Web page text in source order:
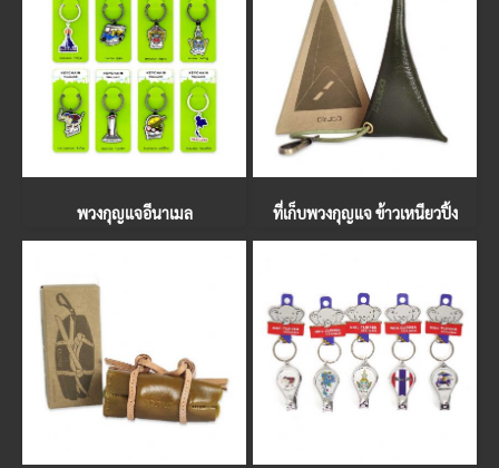
พวงกุญแจอีนาเมล ที่เก็บพวงกุญแจ ข้าวเหนียวปิ้ง